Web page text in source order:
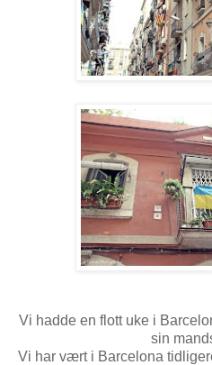
Vi hadde en flott uke i
sin
Vi har vært i Barcelona